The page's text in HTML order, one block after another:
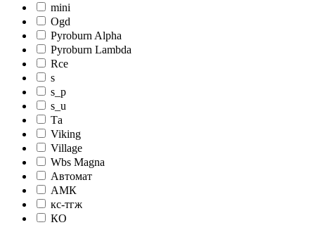
mini
Ogd
Pyroburn Alpha
Pyroburn Lambda
Rce
s
s_p
s_u
Tа
Viking
Village
Wbs Magna
Автомат
АМК
кc-тгж
КО